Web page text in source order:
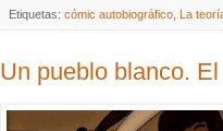
Etiquetas: cómic autobiográfico La
Un pueblo blanco.